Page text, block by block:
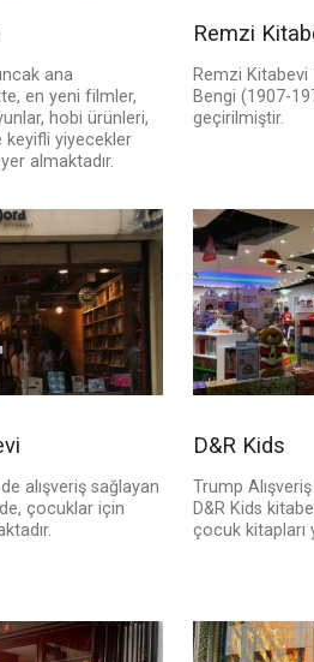
ana
en yeni filmler,
hobi ürünleri,
keyifli yiyecekler
almaktadır.
Remzi
Remzi Kitabevi
Bengi (1907-
geçirilmiştir.
alışveriş sağlayan
çocuklar için
D&R Kids
Trump
D&R Kids
çocuk kitapları